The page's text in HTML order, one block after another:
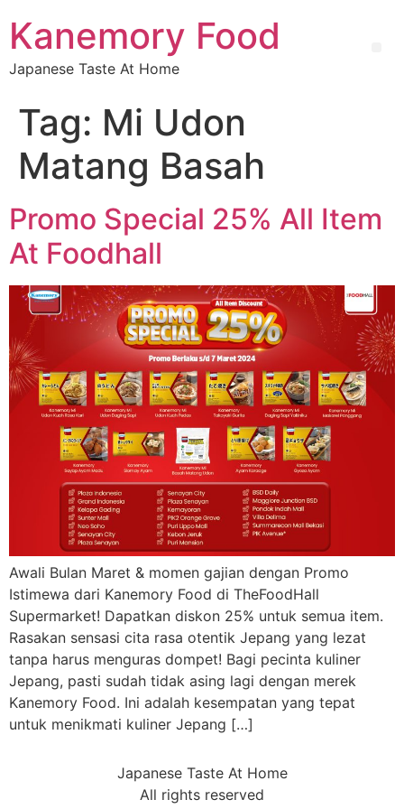
Kanemory Food
Japanese Taste At Home
Tag: Mi Udon
Matang Basah
Promo Special 25% All Item
At Foodhall
Awali Bulan Maret & momen gajian dengan Promo
Istimewa dari Kanemory Food di TheFoodHall
Supermarket! Dapatkan diskon 25% untuk semua item.
Rasakan sensasi cita rasa otentik Jepang yang lezat
tanpa harus menguras dompet! Bagi pecinta kuliner
Jepang, pasti sudah tidak asing lagi dengan merek
Kanemory Food. Ini adalah kesempatan yang tepat
untuk menikmati kuliner Jepang […]
Japanese Taste At Home
All rights reserved